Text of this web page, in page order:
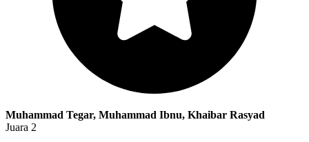
Muhammad Tegar, Muhammad Ibnu, Khaibar Rasyad
Juara 2